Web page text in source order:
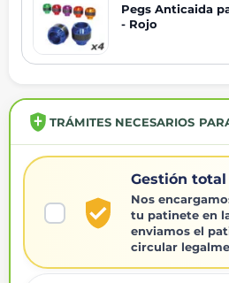
Pegs Anticaida
- Rojo
TRÁMITES NECESARIOS
Gestión total
Nos
tu patinete en
enviamos el
circular